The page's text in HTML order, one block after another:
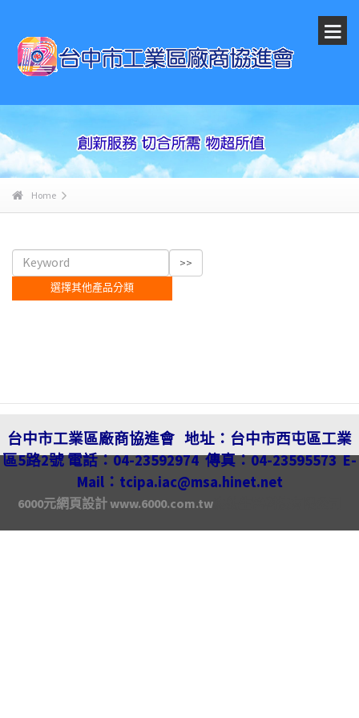
Home
選擇其他產品分類
台中市工業區廠商協進會 地址： 台中市西屯區工業
區5路2號電話：04-23592974傳真：04-23595573E-
Mail： tcipa.iac@msa.hinet.net
6000元網頁設計www.6000.com.tw